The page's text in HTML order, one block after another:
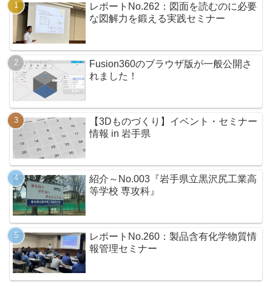
レポートNo.262：図面を読むのに必要
な図解力を鍛える実践セミナー
Fusion360のブラウザ版が一般公開さ
れました！
【3Dものづくり】イベント・セミナー
情報 in 岩手県
紹介～No.003『岩手県立黒沢尻工業高
等学校 専攻科』
レポートNo.260：製品含有化学物質情
報管理セミナー